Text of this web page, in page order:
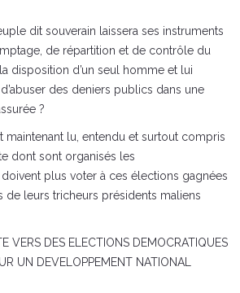
dit souverain laissera ses instruments
de répartition et de contrôle du
disposition d’un seul homme et lui
des deniers publics dans une
?
maintenant lu, entendu et surtout compris
dont sont organisés les
plus voter à ces élections gagnées
de leurs tricheurs présidents maliens
VERS DES ELECTIONS DEMOCRATIQUES
UN DEVELOPPEMENT NATIONAL